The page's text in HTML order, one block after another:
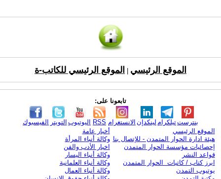
الموقع الرئيسي الموقع الرئيسي للكاتب-ة
تابعونا على:
الفيسبوك التويتر اليوتيوب RSS الانستغرام لينكدإن تيلكرامبنترست
الموقع الرئيسي
هيئة ادارة الحوار المتمدن - للإتصال بنا
إحصائيات مؤسسة الحوار المتمدن
قواعد النشر
ابرز كتاب / كاتبات الحوار المتمدن
يوتيوب التمدن
أخبار عامة
وكالة أنباء المرأة
اخبار الأدب والفن
وكالة أنباء اليسار
وكالة أنباء العلمانية
وكالة أنباء العمال